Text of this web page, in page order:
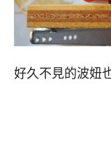
好久不見的波妞